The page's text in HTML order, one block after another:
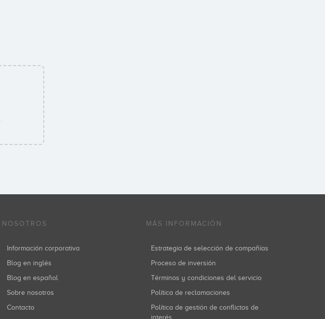
NOSOTROS
Información corporativa
Blog en inglés
Blog en español
Sobre nosotros
Contacto
MÁS INFORMACIÓN
Estrategia de selección de compañías
Proceso de inversión
Términos y condiciones del servicio
Política de reclamaciones
Política de gestión de conflictos de
interés